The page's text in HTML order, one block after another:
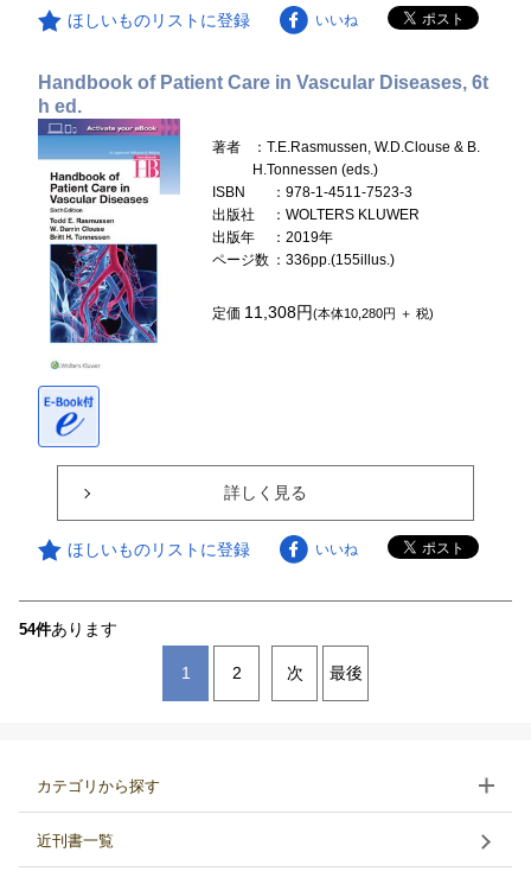
ほしいものリストに登録 いいね
Handbook of Patient Care in Vascular Diseases, 6t
h ed.
著者
：T.E.Rasmussen, W.D.Clouse & B.
H.Tonnessen (eds.)
ISBN
：978-1-4511-7523-3
出版社
：WOLTERS KLUWER
出版年
：2019年
ページ数 ：336pp.(155illus.)
定価 11,308円(本体10,280円 ＋ 税)
詳しく見る
ほしいものリストに登録 いいね
54件あります
1 2 次 最後
カテゴリから探す
近刊書一覧